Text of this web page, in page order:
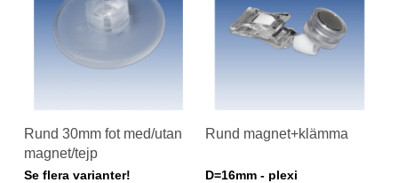
Rund 30mm fot med/utan
magnet/tejp
Se flera varianter!
Rund magnet+klämma
D=16mm - plexi